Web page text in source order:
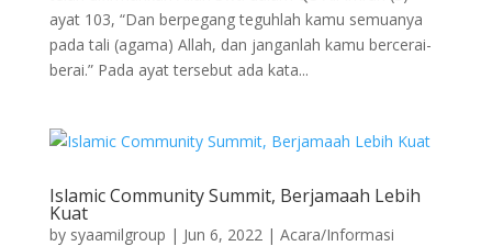
ayat 103, “Dan berpegang teguhlah kamu semuanya
pada tali (agama) Allah, dan janganlah kamu bercerai-
berai.” Pada ayat tersebut ada kata...
Islamic Community Summit, Berjamaah Lebih
Kuat
by syaamilgroup | Jun 6, 2022| Acara/Informasi